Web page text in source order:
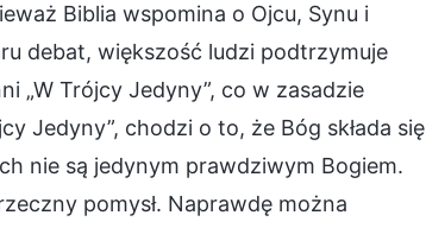
Biblia wspomina o Ojcu, Synu i
debat, większość ludzi podtrzymuje
„W Trójcy Jedyny”, co w zasadzie
Jedyny”, chodzi o to, że Bóg składa się
nie są jedynym prawdziwym Bogiem.
pomysł. Naprawdę można